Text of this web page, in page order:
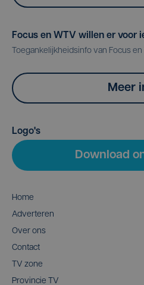
Focus en WTV willen er voor
Toegankelijkheidsinfo van Focus en
Meer
Logo's
Download
Home
Adverteren
Over ons
Contact
TV zone
Provincie TV